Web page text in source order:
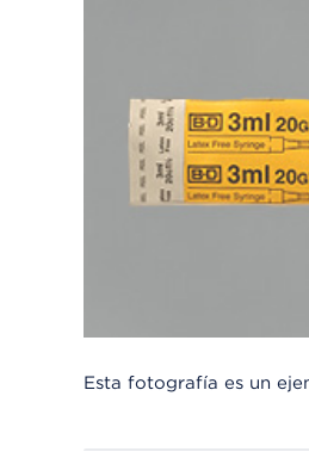
Esta fotografía es un